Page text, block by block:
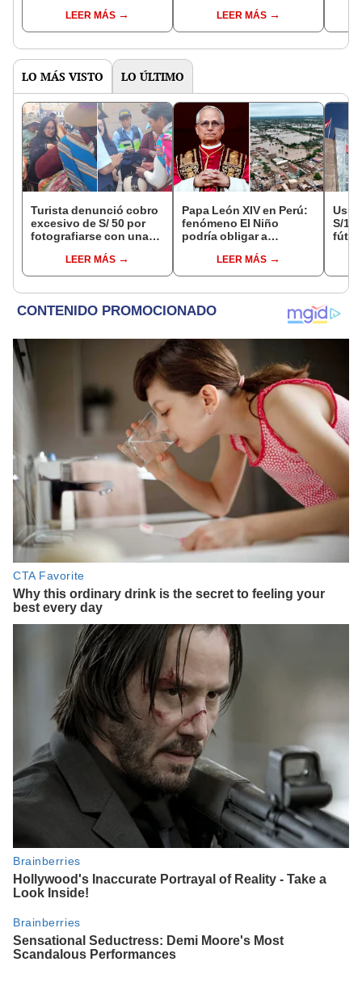
investigados
LEER MÁS
Los OlivosLEER MÁS
LO MÁS VISTO LO ÚLTIMO
Turista denunció cobro
excesivo de S/ 50 por
fotografiarse con una
Serenazgo recuperó el
dinero
LEER MÁS
Papa León XIV en Perú:
fenómeno El Niño
podría obligar a
surge una emergencia
LEER MÁS
S/